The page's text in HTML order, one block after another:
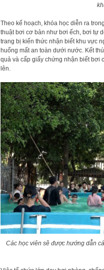
Theo kế hoạch, khóa học diễn ra
thuật bơi cơ bản như bơi ếch, bơi tự
trang bị kiến thức nhận biết khu vực
huống mất an toàn dưới nước. Kết
quả và cấp giấy chứng nhận biết bơi
lên.
Các học viên sẽ được hướng dẫn